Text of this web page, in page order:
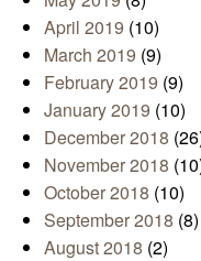
April 2019 (10)
March 2019 (9)
February 2019 (9)
January 2019 (10)
December 2018
November 2018
October 2018 (10)
September 2018 (8)
August 2018 (2)